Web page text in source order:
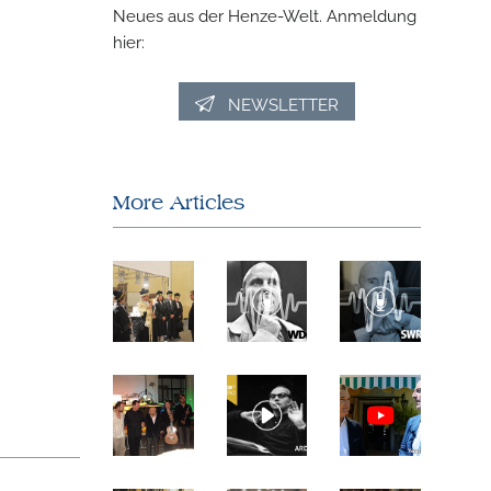
Neues aus der Henze-Welt. Anmeldung
hier:
NEWSLETTER
More Articles